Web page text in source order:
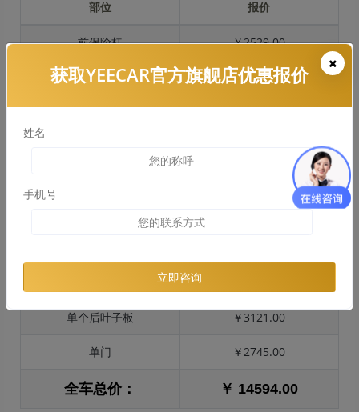
部位 报价
前保险杠 ￥2529.00
引擎盖 ￥3916.00
左右两侧前叶子板 ￥2081.00
单个后叶子板 ￥3121.00
单门 ￥2745.00
全车总价： ￥ 14594.00
获取YEECAR官方旗舰店优惠报价
姓名
手机号
立即咨询